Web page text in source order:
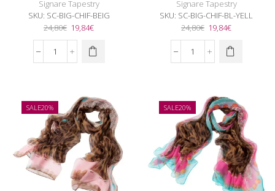
Signare Tapestry
SKU: SC-BIG-CHIF-BEIG
24,80€ Original
price
was:
24,80€.
19,84€Η
τιμή
Signare
Beige
ποσότητα
Signare Tapestry
SKU: SC-BIG-CHIF-BL-YELL
24,80€ Original
price
was:
24,80€.
19,84€Η
τιμή
Signare
Blue
Yellow
ποσότητα
SALE20% SALE20%